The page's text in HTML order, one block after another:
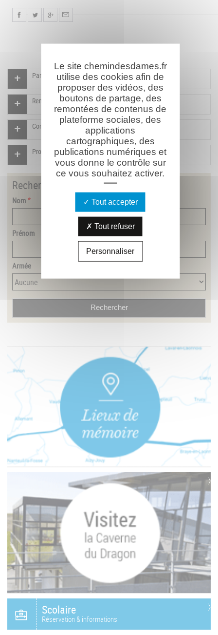
Participer à l'indexation du Mémorial virtuel
Rendre un hommage pour ce combattant
Compléter la fiche pour ce combattant
Proposer un document pour ce combattant
Rechercher un combattant
Nom
Prénom
Armée
Scolaire
Réservation & informations
Le site chemindesdames.fr
utilise des cookies afin de
proposer des vidéos, des
boutons de partage, des
remontées de contenus de
plateforme sociales, des
applications
cartographiques, des
publications numériques et
vous donne le contrôle sur
ce vous souhaitez activer.
Tout accepter
Tout refuser
Personnaliser